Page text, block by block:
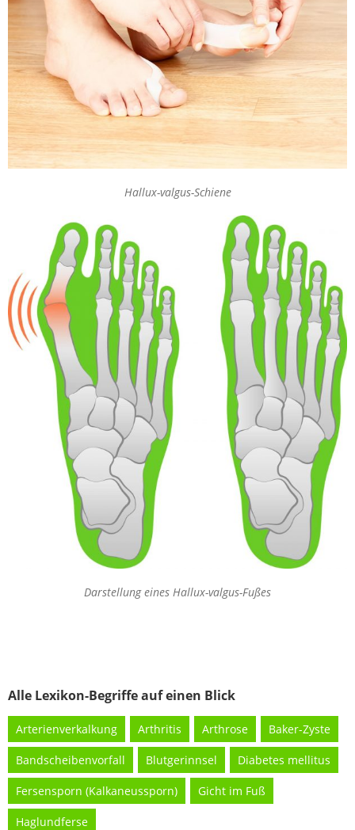
Hallux-valgus-Schiene
Darstellung eines Hallux-valgus-Fußes
Alle Lexikon-Begriffe auf einen Blick
Arterienverkalkung Arthritis Arthrose Baker-Zyste
Bandscheibenvorfall Blutgerinnsel Diabetes mellitus
Fersensporn (Kalkaneussporn) Gicht im Fuß
Haglundferse